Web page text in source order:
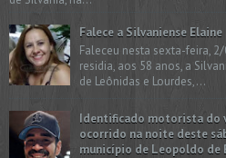
Falece a Silvaniense
Faleceu nesta sexta-feira,
residia, aos 58 anos, a
de Leônidas e Lourdes,...
Identificado motorista do
ocorrido na noite deste
município de Leopoldo de